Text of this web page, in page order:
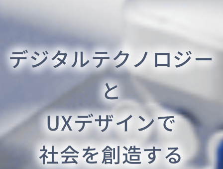
デジタルテクノロジー
と
UXデザインで
社会を創造する